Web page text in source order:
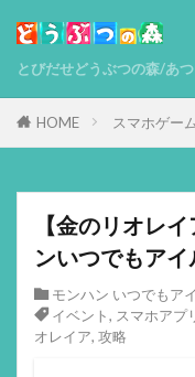
とびだせどうぶつの森/あ
HOME スマホゲー
【金のリオレ
ンいつでもア
モンハン いつでもア
イベント, スマホアプ
オレイア, 攻略